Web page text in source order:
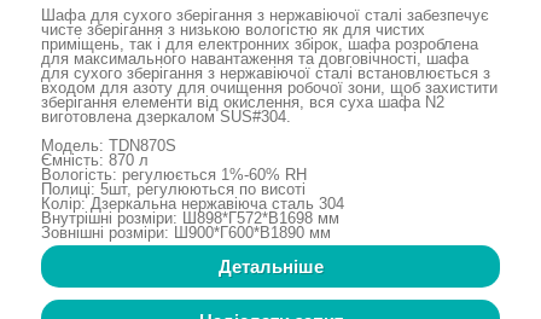
Шафа для сухого зберігання з нержавіючої сталі забезпечує
чисте зберігання з низькою вологістю як для чистих
приміщень, так і для електронних збірок, шафа розроблена
для максимального навантаження та довговічності, шафа
для сухого зберігання з нержавіючої сталі встановлюється з
входом для азоту для очищення робочої зони, щоб захистити
зберігання елементи від окислення, вся суха шафа N2
виготовлена ​​дзеркалом SUS#304.
Модель: TDN870S
Ємність: 870 л
Вологість: регулюється 1%-60% RH
Полиці: 5шт, регулюються по висоті
Колір: Дзеркальна нержавіюча сталь 304
Внутрішні розміри: Ш898*Г572*В1698 мм
Зовнішні розміри: Ш900*Г600*В1890 мм
Детальніше